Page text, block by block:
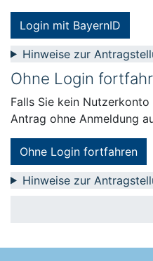
Login mit BayernID
Hinweise zur
Ohne Login
Falls Sie kein
Antrag ohne Anmeldung
Ohne Login fortfahren
Hinweise zur